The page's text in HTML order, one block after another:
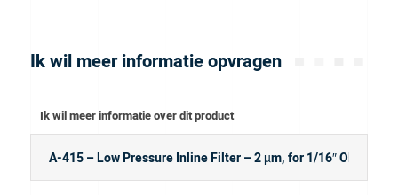
Ik wil meer informatie opvragen
Ik wil meer informatie over dit product